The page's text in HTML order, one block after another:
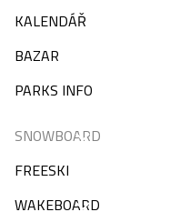
KALENDÁŘ
BAZAR
PARKS INFO
SNOWBOARD
FREESKI
WAKEBOARD